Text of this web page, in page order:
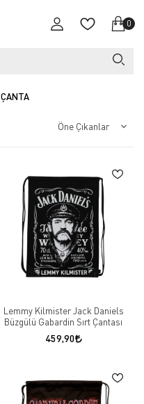
0
ÇANTA
Lemmy Kilmister Jack Daniels
Büzgülü Gabardin Sırt Çantası
459,90